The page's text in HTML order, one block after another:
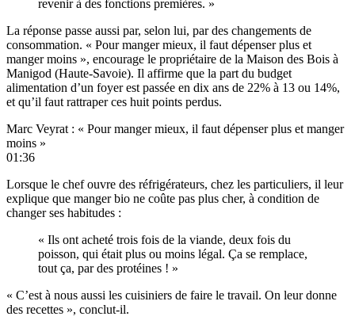
revenir à des fonctions premières. »
La réponse passe aussi par, selon lui, par des changements de
consommation. « Pour manger mieux, il faut dépenser plus et
manger moins », encourage le propriétaire de la Maison des Bois à
Manigod (Haute-Savoie). Il affirme que la part du budget
alimentation d’un foyer est passée en dix ans de 22% à 13 ou 14%,
et qu’il faut rattraper ces huit points perdus.
Marc Veyrat : « Pour manger mieux, il faut dépenser plus et manger
moins »
01:36
Lorsque le chef ouvre des réfrigérateurs, chez les particuliers, il leur
explique que manger bio ne coûte pas plus cher, à condition de
changer ses habitudes :
« Ils ont acheté trois fois de la viande, deux fois du
poisson, qui était plus ou moins légal. Ça se remplace,
tout ça, par des protéines ! »
« C’est à nous aussi les cuisiniers de faire le travail. On leur donne
des recettes », conclut-il.